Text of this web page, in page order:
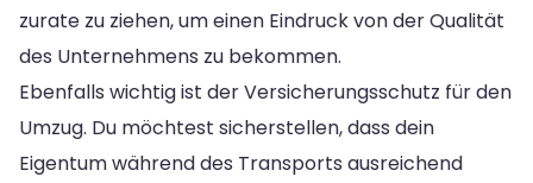
zurate zu ziehen, um einen Eindruck von der Qualität
des Unternehmens zu bekommen.
Ebenfalls wichtig ist der Versicherungsschutz für den
Umzug. Du möchtest sicherstellen, dass dein
Eigentum während des Transports ausreichend